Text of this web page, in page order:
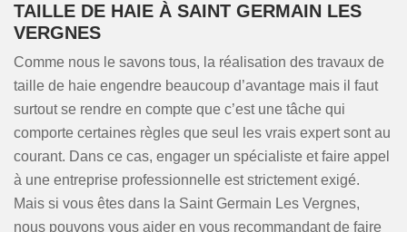
TAILLE DE HAIE À SAINT GERMAIN LES
VERGNES
Comme nous le savons tous, la réalisation des travaux de
taille de haie engendre beaucoup d’avantage mais il faut
surtout se rendre en compte que c’est une tâche qui
comporte certaines règles que seul les vrais expert sont au
courant. Dans ce cas, engager un spécialiste et faire appel
à une entreprise professionnelle est strictement exigé.
Mais si vous êtes dans la Saint Germain Les Vergnes,
nous pouvons vous aider en vous recommandant de faire